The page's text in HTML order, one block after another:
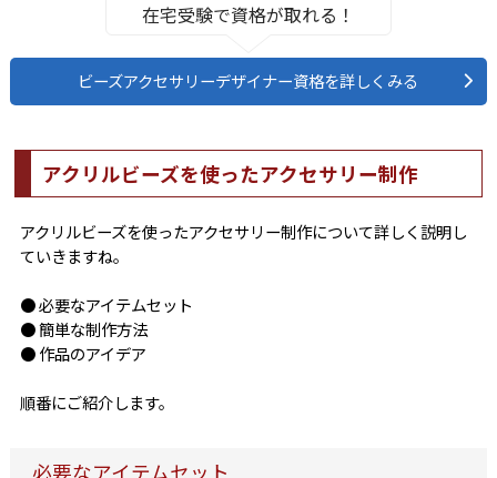
在宅受験で資格が取れる！
ビーズアクセサリーデザイナー資格を詳しくみる
アクリルビーズを使ったアクセサリー制作
アクリルビーズを使ったアクセサリー制作について詳しく説明し
ていきますね。
● 必要なアイテムセット
● 簡単な制作方法
● 作品のアイデア
順番にご紹介します。
必要なアイテムセット